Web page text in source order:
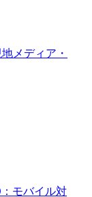
メディア・
モバイル対